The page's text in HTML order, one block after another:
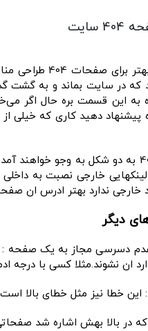
سایت
خوب شما
به این قسمت بره حال اگر
پیشنهاد دهید کاری که
خطاهای 404 به دو شکل به وجو
خارجی نصبت به
ان صفحه 301 کنید به صفحه مرتبط محصول مرتبت و یا دسته بندی مرتبط ان محصول ریدایرکت
دیگر
401 عدم دسرسی مجاز به یک
ان نشوند.مثلا کسی با درجه